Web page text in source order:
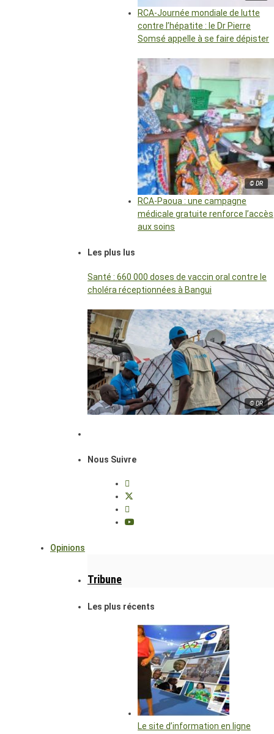
RCA-Journée mondiale de lutte
contre l’hépatite : le Dr Pierre
Somsé appelle à se faire dépister
© DR
RCA-Paoua : une campagne
médicale gratuite renforce l’accès
aux soins
Les plus lus
Santé : 660 000 doses de vaccin oral contre le
choléra réceptionnées à Bangui
© DR
Nous Suivre
Opinions
Tribune
Les plus récents
Le site d’information en ligne